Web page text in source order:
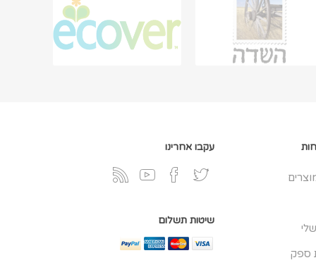
ספק
עקבו אחרינו
שיטות תשלום